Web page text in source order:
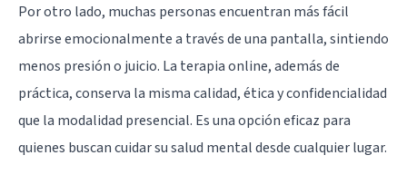
Por otro lado, muchas personas encuentran más fácil
abrirse emocionalmente a través de una pantalla, sintiendo
menos presión o juicio. La terapia online, además de
práctica, conserva la misma calidad, ética y confidencialidad
que la modalidad presencial. Es una opción eficaz para
quienes buscan cuidar su salud mental desde cualquier lugar.